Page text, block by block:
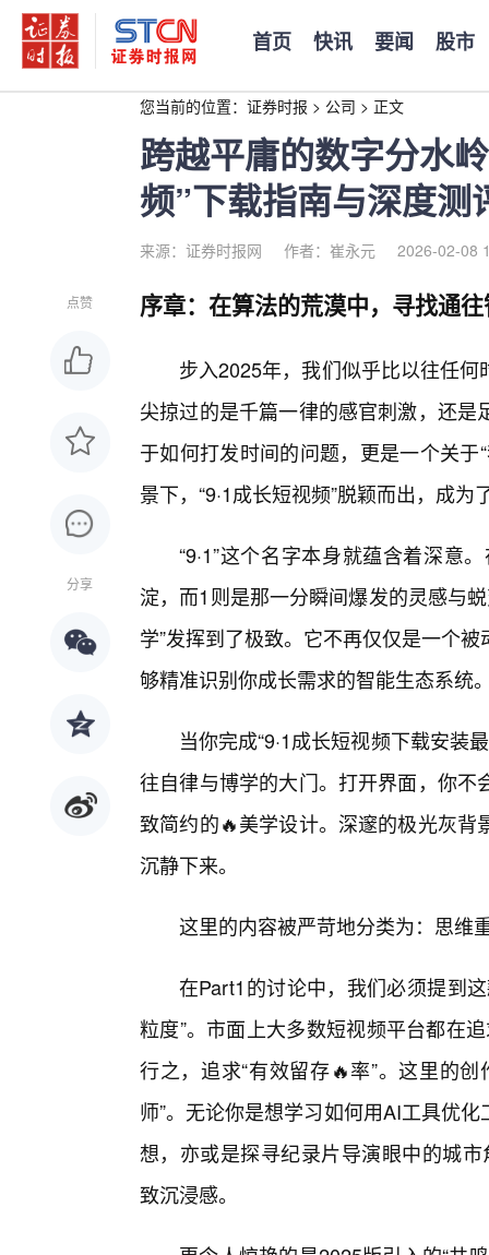
首页 快讯 要闻 股市
您当前的位置： 证券时报 > 公司 > 正文
跨越平庸的数字分水
频”下载指南与深度测
来源：证券时报网 作者：崔永元 2026-02-08
点赞
分享
序章：在算法的荒漠中，寻找通
步入2025年，我们似乎比以往任
尖掠过的是千篇一律的感官刺激，还
于如何打发时间的问题，更是一个关
景下，“9·1成长短视频”脱颖而出，成
“9·1”这个名字本身就蕴含着深意
淀，而1则是那一分瞬间爆发的灵感与
学”发挥到了极致。它不再仅仅是一个
够精准识别你成长需求的智能生态系统
当你完成“9·1成长短视频下载安装
往自律与博学的大门。打开界面，你
致简约的🔥美学设计。深邃的极光灰
沉静下来。
这里的内容被严苛地分类为：思维
在Part1的讨论中，我们必须提到
粒度”。市面上大多数短视频平台都在
行之，追求“有效留存🔥率”。这里的
师”。无论你是想学习如何用AI工具优
想，亦或是探寻纪录片导演眼中的城
致沉浸感。